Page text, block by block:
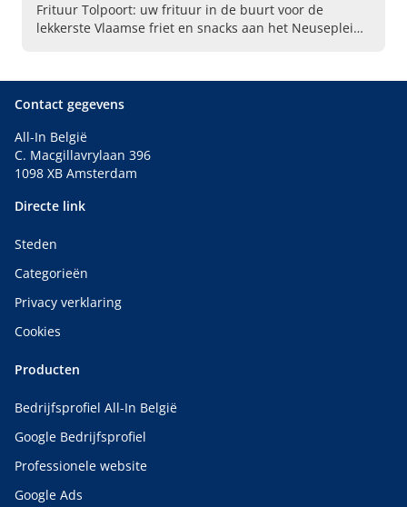
Frituur Tolpoort: uw frituur in de buurt voor de
lekkerste Vlaamse friet en snacks aan het Neuseplein
Contact gegevens
All-In België
C. Macgillavrylaan 396
1098 XB Amsterdam
Directe link
Steden
Categorieën
Privacy verklaring
Cookies
Producten
Bedrijfsprofiel All-In België
Google Bedrijfsprofiel
Professionele website
Google Ads